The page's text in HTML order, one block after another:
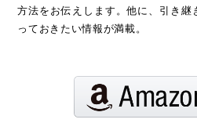
方法をお伝えします。他に、引き継
っておきたい情報が満載。